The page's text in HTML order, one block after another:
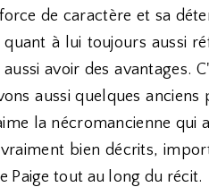
de caractère et sa
à lui toujours aussi
avoir des avantages.
aussi quelques anciens
la nécromancienne qui
bien décrits,
Paige tout au long du récit.